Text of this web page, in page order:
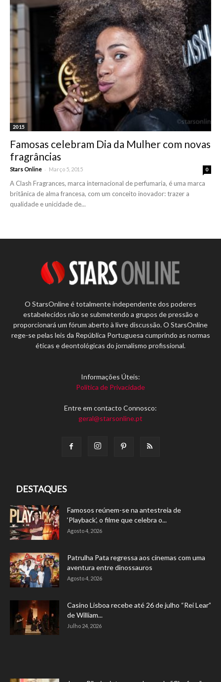
2015
Famosas celebram Dia da Mulher com novas
fragrâncias
Stars Online - Março 5, 2015 0
A Clash Fragrances, marca internacional de perfumaria, é uma marca
britânica de alma francesa, com um conceito inovador: trazer a
qualidade e unicidade de...
O StarsOnline é totalmente independente dos poderes
estabelecidos não se submetendo a grupos de pressão e
proporcionará um fórum aberto à livre discussão. O StarsOnline
rege-se pelas leis da República Portuguesa cumprindo as normas
éticas e deontológicas do jornalismo profissional.
Informações Úteis:
Política de Privacidade
Entre em contacto Connosco:
geral@starsonline.pt
DESTAQUES
Famosos reúnem-se na antestreia de
‘Playback’, o filme que celebra o...
Agosto 4, 2026
Patrulha Pata regressa aos cinemas com uma
aventura entre dinossauros
Agosto 4, 2026
Casino Lisboa recebe até 26 de julho “Rei Lear”
de William...
Julho 24, 2026